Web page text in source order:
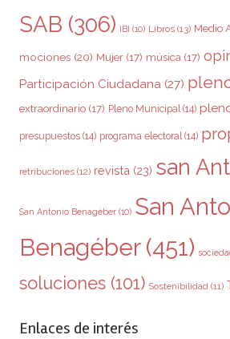
SAB (306) IBI (10) Libros (13) Medio
mociones (20) Mujer (17) música (17)
Participación Ciudadana (27)
extraordinario (17) Pleno Municipal (14)
presupuestos (14) programa electoral (14)
retribuciones (12) revista (23) san
San Antonio Benagéber (10) San
Benagéber(451)
soluciones (101) Sostenibilidad (11)
Enlaces de interés